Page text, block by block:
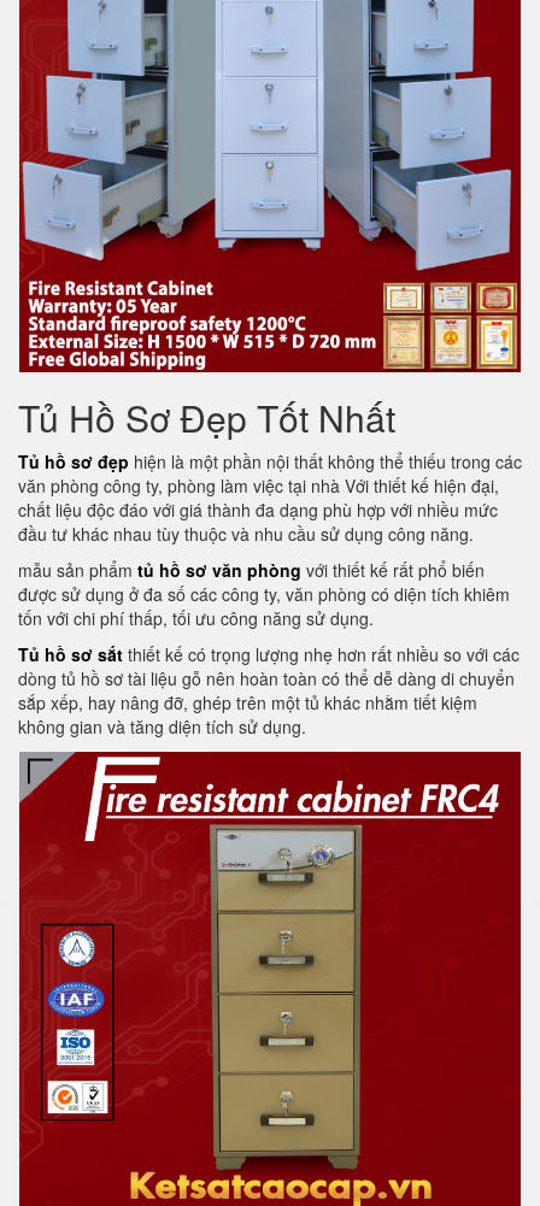
Tủ Hồ Sơ Đẹp Tốt Nhất
Tủ hồ sơ đẹp hiện là một phần nội thất không thể thiếu trong các
văn phòng công ty, phòng làm việc tại nhà Với thiết kế hiện đại,
chất liệu độc đáo với giá thành đa dạng phù hợp với nhiều mức
đầu tư khác nhau tùy thuộc và nhu cầu sử dụng công năng.
mẫu sản phẩm tủ hồ sơ văn phòng với thiết kế rất phổ biến
được sử dụng ở đa số các công ty, văn phòng có diện tích khiêm
tốn với chi phí thấp, tối ưu công năng sử dụng.
Tủ hồ sơ sắt thiết kế có trọng lượng nhẹ hơn rất nhiều so với các
dòng tủ hồ sơ tài liệu gỗ nên hoàn toàn có thể dễ dàng di chuyển
sắp xếp, hay nâng đỡ, ghép trên một tủ khác nhằm tiết kiệm
không gian và tăng diện tích sử dụng.